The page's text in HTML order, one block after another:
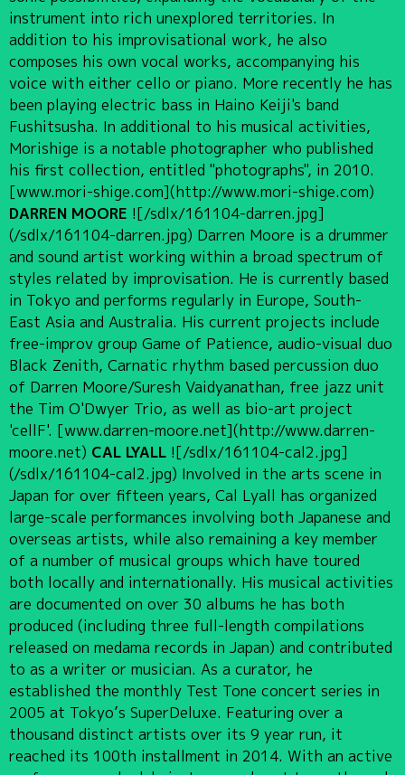
instrument into rich unexplored territories. In
addition to his improvisational work, he also
composes his own vocal works, accompanying his
voice with either cello or piano. More recently he has
been playing electric bass in Haino Keiji's band
Fushitsusha. In additional to his musical activities,
Morishige is a notable photographer who published
his first collection, entitled "photographs", in 2010.
[www.mori-shige.com](http://www.mori-shige.com)
DARREN MOORE ![/sdlx/161104-darren.jpg]
(/sdlx/161104-darren.jpg) Darren Moore is a drummer
and sound artist working within a broad spectrum of
styles related by improvisation. He is currently based
in Tokyo and performs regularly in Europe, South-
East Asia and Australia. His current projects include
free-improv group Game of Patience, audio-visual duo
Black Zenith, Carnatic rhythm based percussion duo
of Darren Moore/Suresh Vaidyanathan, free jazz unit
the Tim O'Dwyer Trio, as well as bio-art project
'cellF'. [www.darren-moore.net](http://www.darren-
moore.net) CAL LYALL![/sdlx/161104-cal2.jpg]
(/sdlx/161104-cal2.jpg) Involved in the arts scene in
Japan for over fifteen years, Cal Lyall has organized
large-scale performances involving both Japanese and
overseas artists, while also remaining a key member
of a number of musical groups which have toured
both locally and internationally. His musical activities
are documented on over 30 albums he has both
produced (including three full-length compilations
released on medama records in Japan) and contributed
to as a writer or musician. As a curator, he
established the monthly Test Tone concert series in
2005 at Tokyo’s SuperDeluxe. Featuring over a
thousand distinct artists over its 9 year run, it
reached its 100th installment in 2014. With an active